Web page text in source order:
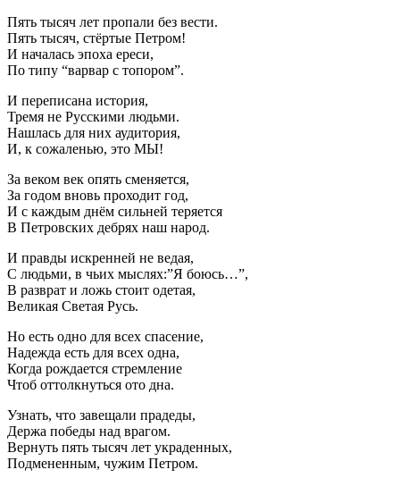
Пять тысяч лет пропали без вести.
Пять тысяч, стёртые Петром!
И началась эпоха ереси,
По типу “варвар с топором”.
И переписана история,
Тремя не Русскими людьми.
Нашлась для них аудитория,
И, к сожаленью, это МЫ!
За веком век опять сменяется,
За годом вновь проходит год,
И с каждым днём сильней теряется
В Петровских дебрях наш народ.
И правды искренней не ведая,
С людьми, в чьих мыслях:”Я боюсь…”,
В разврат и ложь стоит одетая,
Великая Светая Русь.
Но есть одно для всех спасение,
Надежда есть для всех одна,
Когда рождается стремление
Чтоб оттолкнуться ото дна.
Узнать, что завещали прадеды,
Держа победы над врагом.
Вернуть пять тысяч лет украденных,
Подмененным, чужим Петром.